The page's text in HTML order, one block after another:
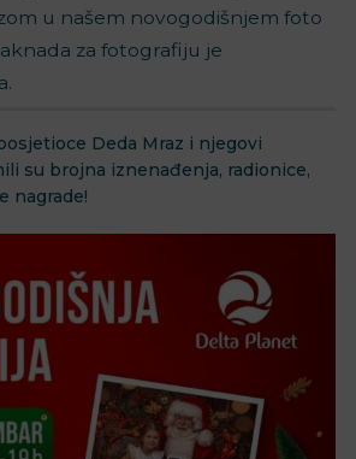
u našem novogodišnjem foto
za fotografiju je
Deda Mraz i njegovi
su brojna iznenađenja, radionice,
nagrade!